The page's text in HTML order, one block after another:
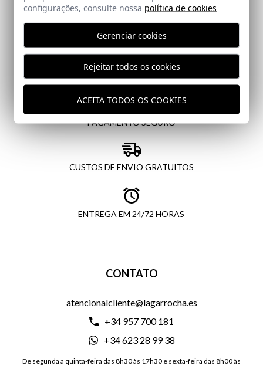
ENVIAR
PAGAMENTO SEGURO
CUSTOS DE ENVIO GRATUITOS
ENTREGA EM 24/72 HORAS
CONTATO
atencionalcliente@lagarrocha.es
+34 957 700 181
+34 623 28 99 38
De segunda a quinta-feira das 8h30 às 17h30 e sexta-feira das 8h00 às
configurações, consulte nossa política de cookies
Gerenciar cookies
Rejeitar todos os cookies
ACEITA TODOS OS COOKIES